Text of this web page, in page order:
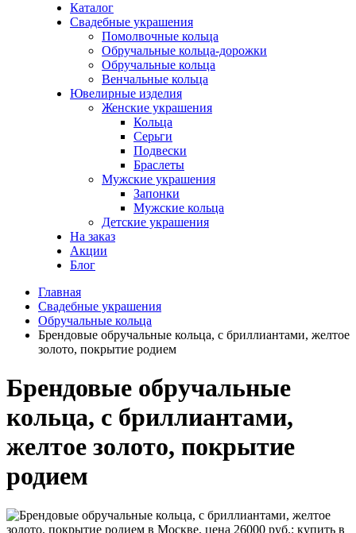
Каталог
Свадебные украшения
Помолвочные кольца
Обручальные кольца-дорожки
Обручальные кольца
Венчальные кольца
Ювелирные изделия
Женские украшения
Кольца
Серьги
Подвески
Браслеты
Мужские украшения
Запонки
Мужские кольца
Детские украшения
На заказ
Акции
Блог
Главная
Свадебные украшения
Обручальные кольца
Брендовые обручальные кольца, с бриллиантами, желтое
золото, покрытие родием
Брендовые обручальные
кольца, с бриллиантами,
желтое золото, покрытие
родием